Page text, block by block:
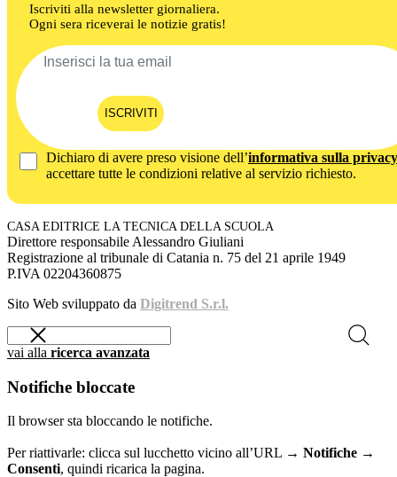
Iscriviti alla newsletter giornaliera.
Ogni sera riceverai le notizie gratis!
ISCRIVITI
Dichiaro di avere preso visione dell’informativa sulla privacy
accettare tutte le condizioni relative al servizio richiesto.
CASA EDITRICE LA TECNICA DELLA SCUOLA
Direttore responsabile Alessandro Giuliani
Registrazione al tribunale di Catania n. 75 del 21 aprile 1949
P.IVA 02204360875
Sito Web sviluppato da Digitrend S.r.l.
vai alla ricerca avanzata
Notifiche bloccate
Il browser sta bloccando le notifiche.
Per riattivarle: clicca sul lucchetto vicino all’URL → Notifiche →
Consenti, quindi ricarica la pagina.